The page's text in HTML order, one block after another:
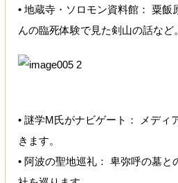
• 地蔵寺・ソロモン資料館： 粟
んの臨死体験で見た剣山の話など。
• 謎学M氏がナビゲート： メディ
きます。
• 阿波の聖地巡礼： 卑弥呼の墓